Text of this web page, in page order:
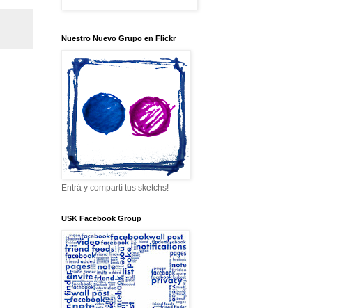
Nuestro Nuevo Grupo en Flickr
Entrá y compartí tus sketchs!
USK Facebook Group